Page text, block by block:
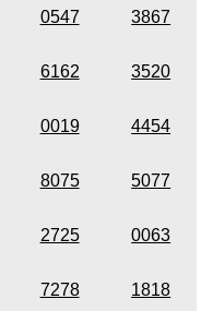
0547 3867
6162 3520
0019 4454
8075 5077
2725 0063
7278 1818